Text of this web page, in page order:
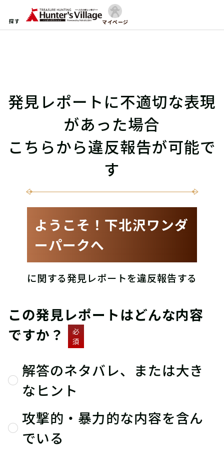
探す マイページ
発見レポートに不適切な表現
があった場合
こちらから違反報告が可能で
す
ようこそ！下北沢ワンダ
ーパークへ
に関する発見レポートを違反報告する
この発見レポートはどんな内容
ですか？
必
須
解答のネタバレ、または大き
なヒント
攻撃的・暴力的な内容を含ん
でいる